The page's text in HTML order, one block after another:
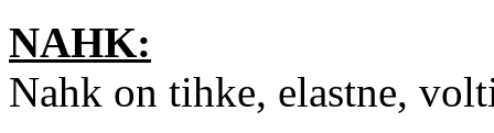
NAHK:
Nahk on tihke, elastne,